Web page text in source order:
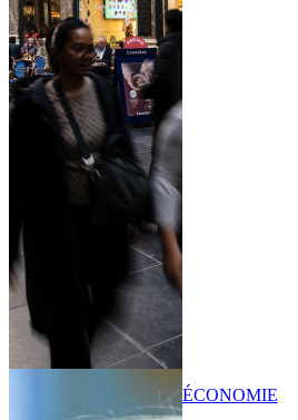
ÉCONOMIE